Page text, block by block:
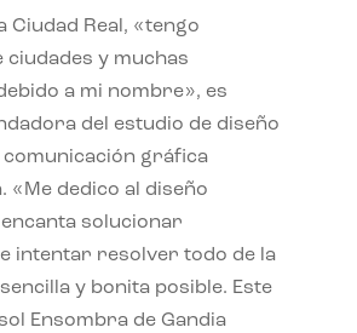
Ciudad Real, «tengo
ciudades y muchas
a mi nombre», es
del estudio de diseño
gráfica
«Me dedico al diseño
solucionar
intentar resolver todo de la
y bonita posible. Este
Ensombra de Gandia